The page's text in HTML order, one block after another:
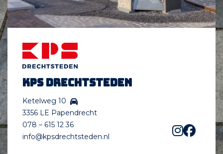
KPS Drechtsteden
Ketelweg 10
3356 LE Papendrecht
078 – 615 12 36
info@kpsdrechtsteden.nl